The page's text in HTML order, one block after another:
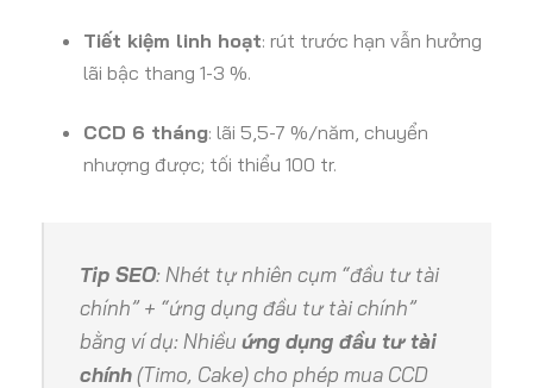
Tiết kiệm linh hoạt: rút trước hạn vẫn hưởng
lãi bậc thang 1-3 %.
CCD 6 tháng: lãi 5,5-7 %/năm, chuyển
nhượng được; tối thiểu 100 tr.
Tip SEO: Nhét tự nhiên cụm “đầu tư tài
chính” + “ứng dụng đầu tư tài chính”
bằng ví dụ: Nhiều ứng dụng đầu tư tài
chính(Timo, Cake) cho phép mua CCD